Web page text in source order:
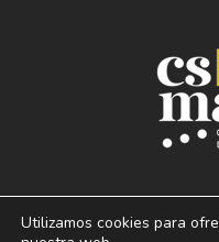
Utilizamos cookies para